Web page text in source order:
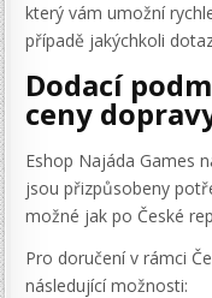
který vám umožní
případě jakýchkoli
Dodací
ceny
Eshop Najáda Games
jsou přizpůsobeny
možné jak po České
Pro doručení v rámci
následující možnosti: